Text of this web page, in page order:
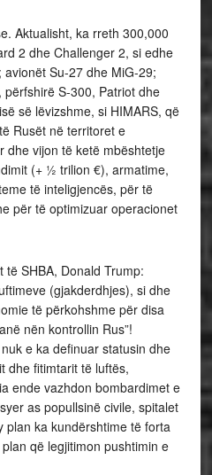
Aktualisht, ka rreth 300,000
2 dhe Challenger 2, si edhe
Su-27 dhe MiG-29;
S-300, Patriot dhe
së lëvizshme, si HIMARS, që
Rusët në territoret e
dhe vijon të ketë mbështetje
(+ ½ trilion €), armatime,
të inteligjencës, për të
për të optimizuar operacionet
të SHBA, Donald Trump:
(gjakderdhjes), si dhe
të përkohshme për disa
nën kontrollin Rus”!
e ka definuar statusin dhe
dhe fitimtarit të luftës,
ende vazhdon bombardimet e
as popullsinë civile, spitalet
plan ka kundërshtime të forta
që legjitimon pushtimin e